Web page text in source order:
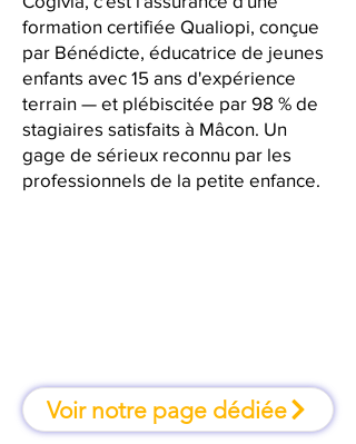
formation certifiée Qualiopi, conçue
par Bénédicte, éducatrice de jeunes
enfants avec 15 ans d'expérience
terrain — et plébiscitée par 98 % de
stagiaires satisfaits à Mâcon. Un
gage de sérieux reconnu par les
professionnels de la petite enfance.
Voir notre page dédiée